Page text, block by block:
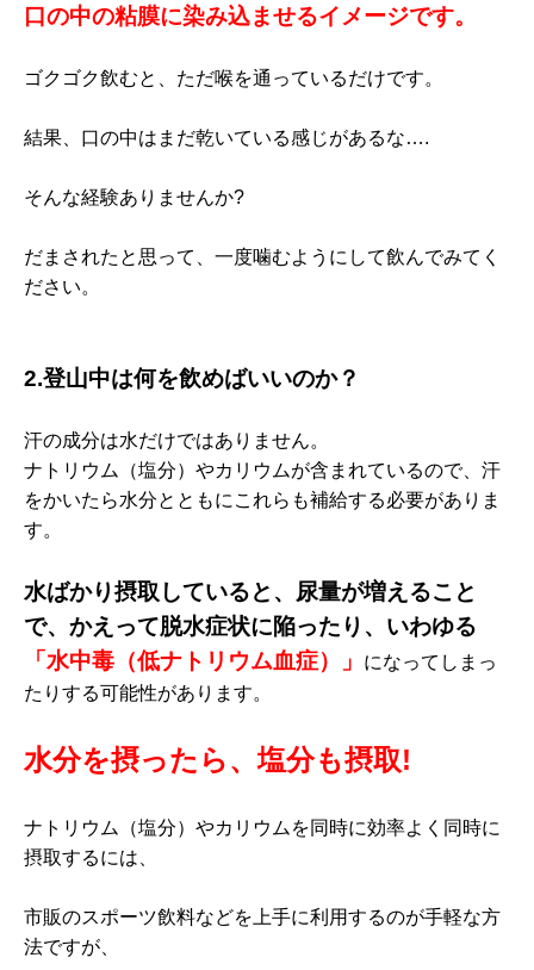
口の中の粘膜に染み込ませるイメージです。
ゴクゴク飲むと、ただ喉を通っているだけです。
結果、口の中はまだ乾いている感じがあるな….
そんな経験ありませんか?
だまされたと思って、一度噛むようにして飲んでみてく
ださい。
2.登山中は何を飲めばいいのか？
汗の成分は水だけではありません。
ナトリウム（塩分）やカリウムが含まれているので、汗
をかいたら水分とともにこれらも補給する必要がありま
す。
水ばかり摂取していると、尿量が増えること
で、かえって脱水症状に陥ったり、いわゆる
「水中毒（低ナトリウム血症）」
になってしまっ
たりする可能性があります。
水分を摂ったら、塩分も摂取!
ナトリウム（塩分）やカリウムを同時に効率よく同時に
摂取するには、
市販のスポーツ飲料などを上手に利用するのが手軽な方
法ですが、